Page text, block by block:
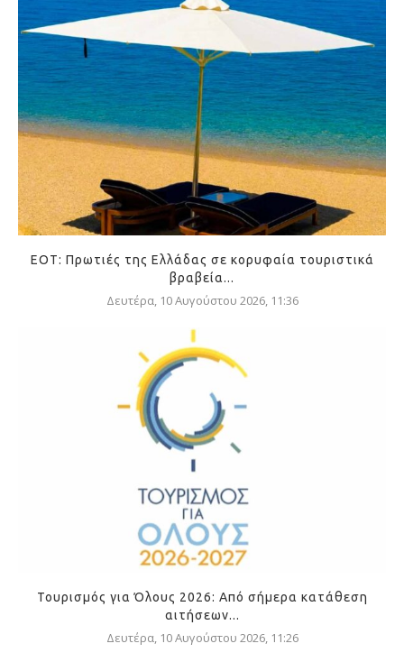
ΕΟΤ: Πρωτιές της Ελλάδας σε κορυφαία τουριστικά
βραβεία...
Δευτέρα, 10 Αυγούστου 2026, 11:36
Τουρισμός για Όλους 2026: Από σήμερα κατάθεση
αιτήσεων...
Δευτέρα, 10 Αυγούστου 2026, 11:26